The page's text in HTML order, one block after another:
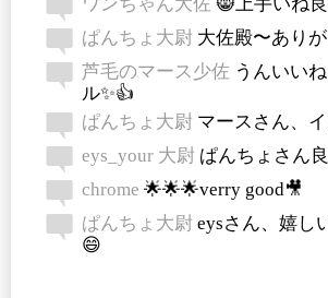
ぱんちょ大尉 大佐殿〜あり
芦毛のマース少佐 うんいい
ル✨👍
ぱんちょ大尉 マースさん、
eys_your 大尉 ぱんちょさん
chrome 🌟🌟🌟verry good🎥
ぱんちょ大尉 eysさん、嬉し
😄